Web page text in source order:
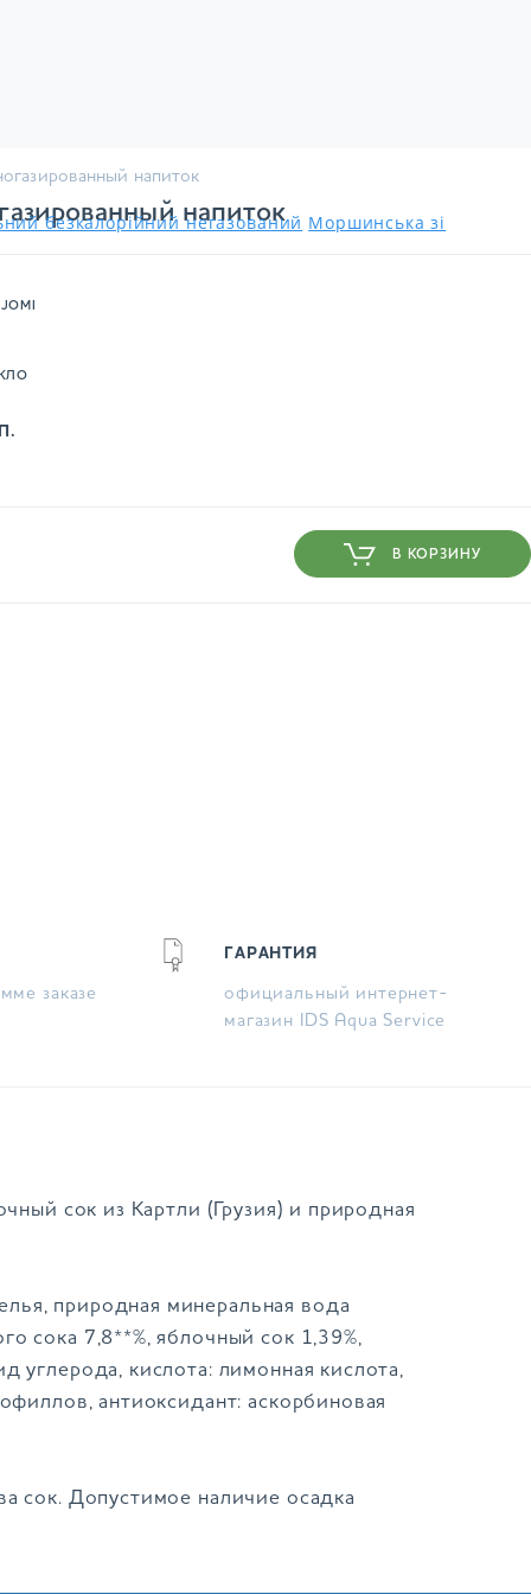
безкалорійний негазований Моршинська зі
напиток
напиток
В КОРЗИНУ
заказе
ГАРАНТИЯ
официальный интернет-
магазин IDS Aqua Service
сок из Картли (Грузия) и природная
природная минеральная вода
сока 7,8**%, яблочный сок 1,39%,
углерода, кислота: лимонная кислота,
антиоксидант: аскорбиновая
сок. Допустимое наличие осадка